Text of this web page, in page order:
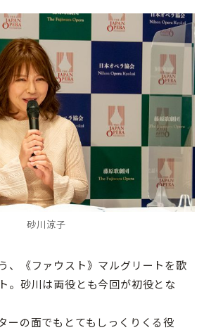
砂川涼子
、《ファウスト》マルグリートを歌
。砂川は両役とも今回が初役とな
ーの面でもとてもしっくりくる役